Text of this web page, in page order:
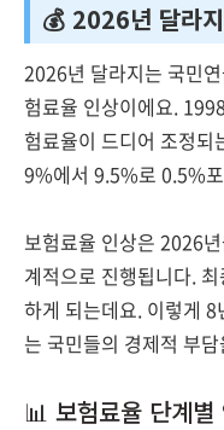
💰 2026년 달라
2026년 달라지는 국민
험료율 인상이에요.
험료율이 드디어 조정
9%에서 9.5%로 0.5%
보험료율 인상은 2026
계적으로 진행됩니다.
하게 되는데요. 이렇게
는 국민들의 경제적 부
📊 보험료율 단계